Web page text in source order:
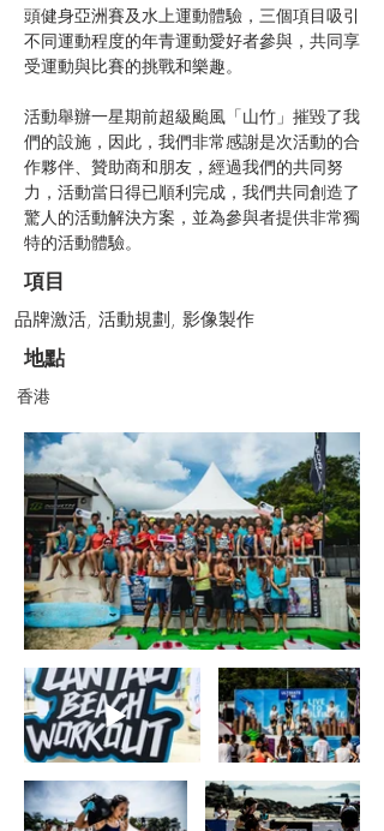
頭健身亞洲賽及水上運動體驗，三個項目吸引
不同運動程度的年青運動愛好者參與，共同享
受運動與比賽的挑戰和樂趣。
活動舉辦一星期前超級颱風「山竹」摧毀了我
們的設施，因此，我們非常感謝是次活動的合
作夥伴、贊助商和朋友，經過我們的共同努
力，活動當日得已順利完成，我們共同創造了
驚人的活動解決方案，並為參與者提供非常獨
特的活動體驗。
項目
品牌激活, 活動規劃, 影像製作
地點
香港